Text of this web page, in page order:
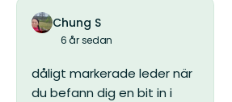
Chung S
6 år sedan
dåligt markerade leder när
du befann dig en bit in i